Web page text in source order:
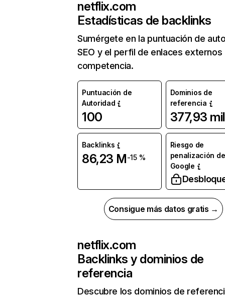
netflix.com
Estadísticas de backlinks
Sumérgete en la puntuación de
SEO y el perfil de enlaces externos
competencia.
Puntuación de
Autoridad
100
Dominios de
referencia
377,93 mil
Backlinks
86,23 M-15 %
Riesgo de
penalización de
Google
Consigue más datos gratis →
netflix.com
Backlinks y dominios de
referencia
Descubre los dominios de